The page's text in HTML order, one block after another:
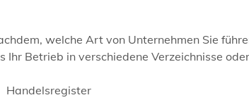
welche Art von Unternehmen Sie
Ihr Betrieb in verschiedene Verzeichnisse
Handelsregister